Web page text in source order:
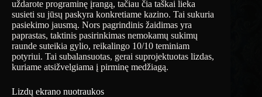
uždarote programinę įrangą, tačiau čia taškai lieka
susieti su jūsų paskyra konkretiame kazino. Tai sukuria
pasiekimo jausmą. Nors pagrindinis žaidimas yra
paprastas, taktinis pasirinkimas nemokamų sukimų
raunde suteikia gylio, reikalingo 10/10 teminiam
potyriui. Tai subalansuotas, gerai suprojektuotas lizdas,
kuriame atsižvelgiama į pirminę medžiagą.
Lizdų ekrano nuotraukos